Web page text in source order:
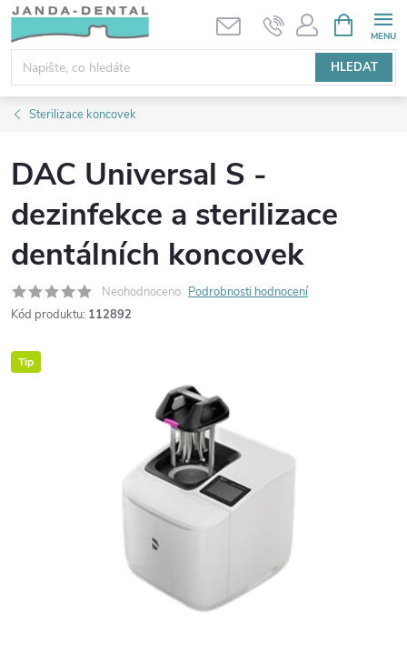
Přejít
obsah
HLEDAT
NÁKUPNÍ
KOŠÍK
Sterilizace koncovek
DAC Universal S -
dezinfekce a sterilizace
dentálních koncovek
Neohodnoceno Podrobnosti hodnocení
Kód produktu: 112892
Tip